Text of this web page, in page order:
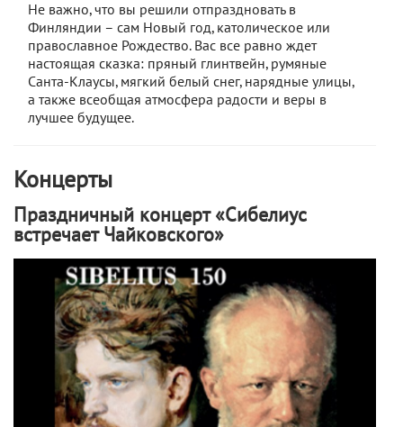
Не важно, что вы решили отпраздновать в
Финляндии – сам Новый год, католическое или
православное Рождество. Вас все равно ждет
настоящая сказка: пряный глинтвейн, румяные
Санта-Клаусы, мягкий белый снег, нарядные улицы,
а также всеобщая атмосфера радости и веры в
лучшее будущее.
Концерты
Праздничный концерт «Сибелиус
встречает Чайковского»